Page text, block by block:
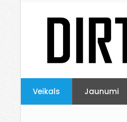
Veikals Jaunumi